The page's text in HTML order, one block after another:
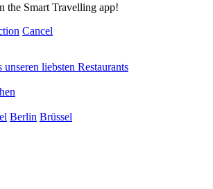
the Smart Travelling app!
Cancel
unseren liebsten Restaurants
Berlin Brüssel